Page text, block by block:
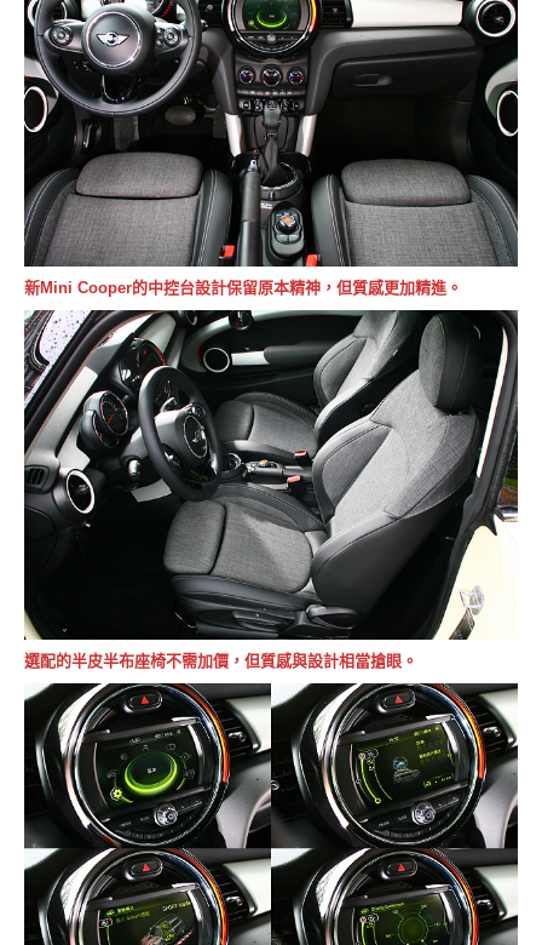
新Mini Cooper的中控台設計保留原本精神，但質感更加精進。
選配的半皮半布座椅不需加價，但質感與設計相當搶眼。